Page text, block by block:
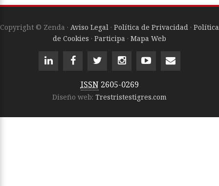
Copyright © Zenda · Aviso Legal · Política de Privacidad · Política
de Cookies · Participa · Mapa Web
ISSN 2605-0269
Diseño web: Trestristestigres.com